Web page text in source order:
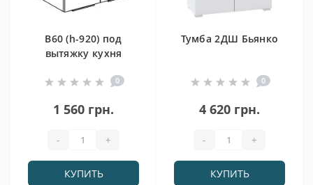
В60 (h-920) под
вытяжку кухня
0
1 560 грн.
- +
КУПИТЬ
Тумба 2ДШ Бьянко
0
4 620 грн.
- +
КУПИТЬ